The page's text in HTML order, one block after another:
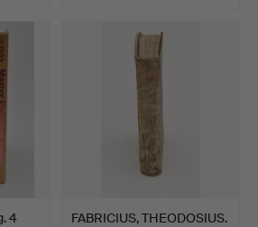
4
FABRICIUS, THEODOSIUS.